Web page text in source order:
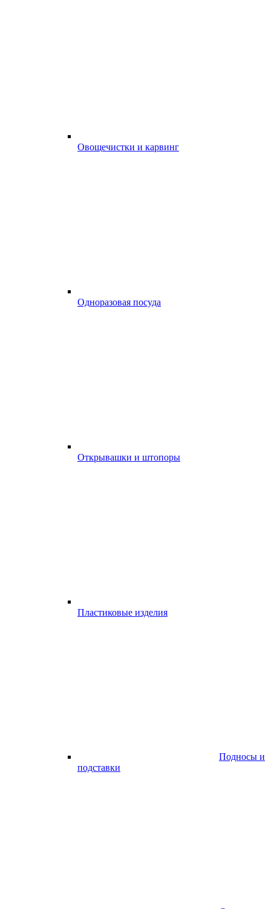
Овощечистки и карвинг
Одноразовая посуда
Открывашки и штопоры
Пластиковые изделия
Подносы и
подставки